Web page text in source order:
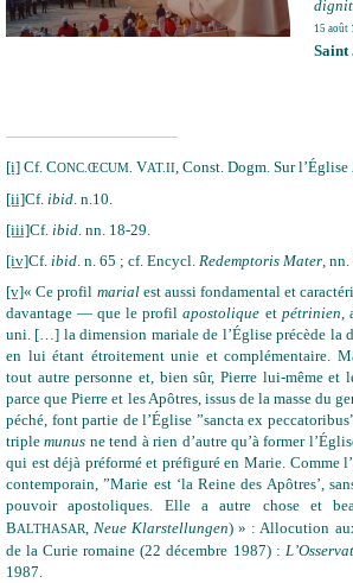
15 août
Saint
[i] Cf. CONC.ŒCUM. VAT.II , Const. Dogm. Sur l’Église
[ii]Cf. ibid . n.10.
[iii]Cf. ibid. nn. 18-29.
[iv]Cf. ibid. n. 65 ; cf. Encycl. Redemptoris Mater,
[v]« Ce profil marialest aussi fondamental et
davantage — que le profilapostolique et pétrinien,
uni. […] la dimension mariale de l’Église précède la
en lui étant étroitement unie et complémentaire.
tout autre personne et, bien sûr, Pierre lui-même et
parce que Pierre et les Apôtres, issus de la masse du
péché, font partie de l’Église ”sancta ex
triplemunus ne tend à rien d’autre qu’à former
qui est déjà préformé et préfiguré en Marie. Comme
contemporain, ”Marie est ‘la Reine des Apôtres’,
pouvoir apostoliques. Elle a autre chose et
BALTHASAR,Neue Klarstellungen) » : Allocution
de la Curie romaine (22 décembre 1987) :
1987.